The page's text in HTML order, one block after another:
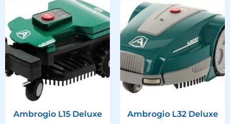
Ambrogio L15 Deluxe Ambrogio L32 Deluxe